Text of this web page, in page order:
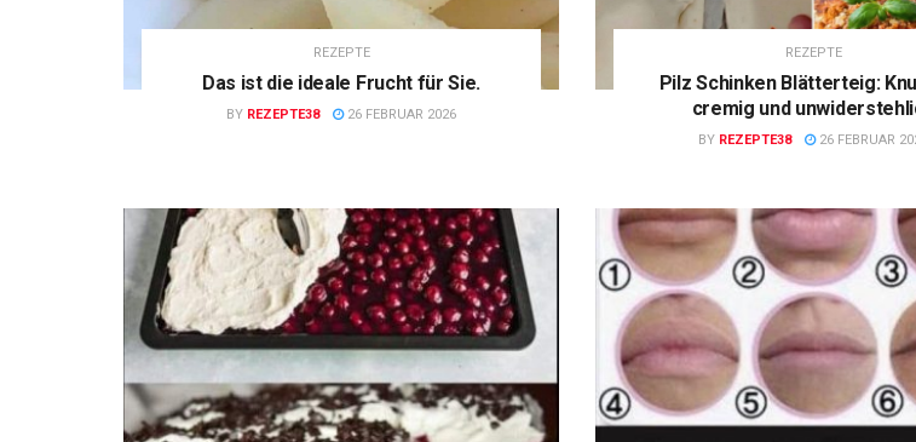
REZEPTE
Das ist die ideale Frucht für Sie.
BY REZEPTE38 26 FEBRUAR 2026
REZEPTE
Pilz Schinken Blätterteig:
cremig und
BY REZEPTE38 26 FEBRUAR